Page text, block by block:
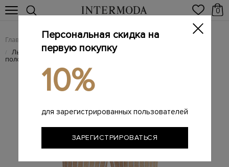
0
Главная Женщинам / Женская одежда / Женские брюки
/ Льняные брюки прямого кроя с принтом в двухцветную
полоску
Персональная скидка на
первую покупку
10%
для зарегистрированных пользователей
ЗАРЕГИСТРИРОВАТЬСЯ